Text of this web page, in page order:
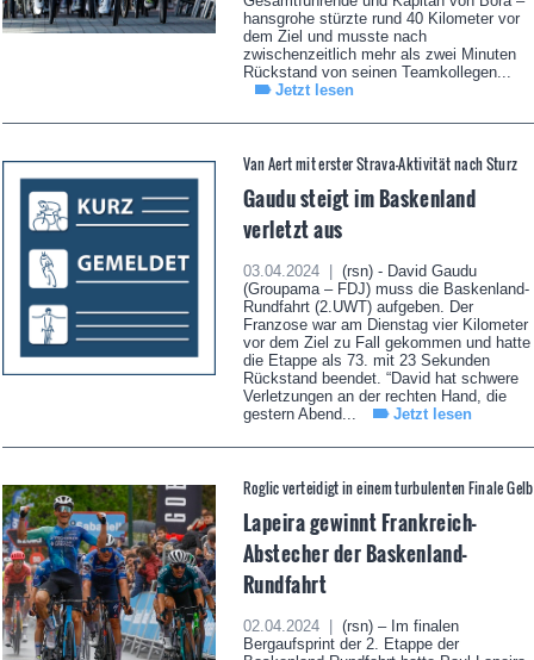
hansgrohe stürzte rund 40 Kilometer vor
dem Ziel und musste nach
zwischenzeitlich mehr als zwei Minuten
Rückstand von seinen Teamkollegen...
Jetzt lesen
Van Aert mit erster Strava-Aktivität nach Sturz
Gaudu steigt im Baskenland
verletzt aus
03.04.2024 |
(rsn) - David Gaudu
(Groupama – FDJ) muss die Baskenland-
Rundfahrt (2.UWT) aufgeben. Der
Franzose war am Dienstag vier Kilometer
vor dem Ziel zu Fall gekommen und hatte
die Etappe als 73. mit 23 Sekunden
Rückstand beendet. “David hat schwere
Verletzungen an der rechten Hand, die
gestern Abend...
Jetzt lesen
Roglic verteidigt in einem turbulenten Finale Gelb
Lapeira gewinnt Frankreich-
Abstecher der Baskenland-
Rundfahrt
02.04.2024 |
(rsn) – Im finalen
Bergaufsprint der 2. Etappe der